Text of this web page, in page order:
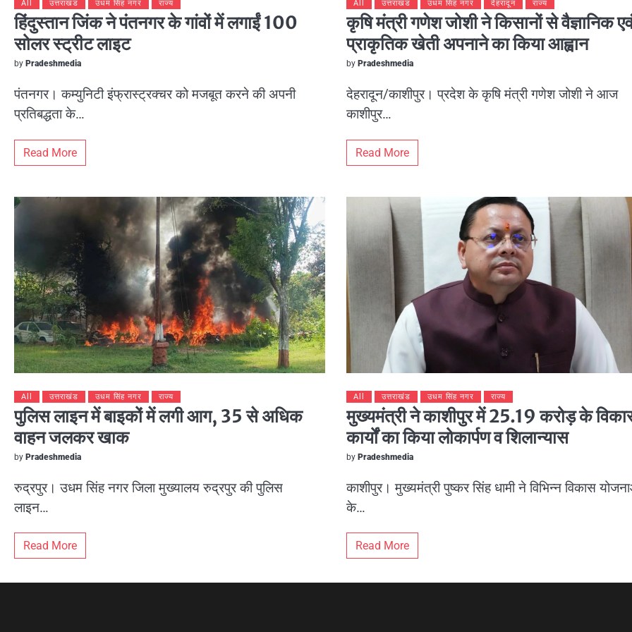
All उत्तराखंड उधम सिंह नगर राज्य
हिंदुस्तान जिंक ने पंतनगर के गांवों में लगाईं 100
सोलर स्ट्रीट लाइट
by Pradeshmedia
पंतनगर। कम्युनिटी इंफ्रास्ट्रक्चर को मजबूत करने की अपनी
प्रतिबद्धता के…
Read More
All उत्तराखंड उधम सिंह नगर देहरादून राज्य
कृषि मंत्री गणेश जोशी ने किसानों से वैज्ञानिक
प्राकृतिक खेती अपनाने का किया आह्वान
by Pradeshmedia
देहरादून/काशीपुर। प्रदेश के कृषि मंत्री गणेश जोशी ने आज
काशीपुर…
Read More
All उत्तराखंड उधम सिंह नगर राज्य
पुलिस लाइन में बाइकों में लगी आग, 35 से अधिक
वाहन जलकर खाक
by Pradeshmedia
रुद्रपुर। उधम सिंह नगर जिला मुख्यालय रुद्रपुर की पुलिस
लाइन…
Read More
All उत्तराखंड उधम सिंह नगर राज्य
मुख्यमंत्री ने काशीपुर में 25.19 करोड़ के
कार्यों का किया लोकार्पण व शिलान्यास
byPradeshmedia
काशीपुर। मुख्यमंत्री पुष्कर सिंह धामी ने विभिन्न विकास
के…
Read More